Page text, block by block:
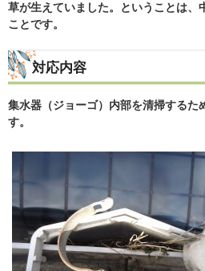
草が生えていました。ということは、
ことです。
対応内容
集水器（ジョーゴ）内部を清掃するた
す。